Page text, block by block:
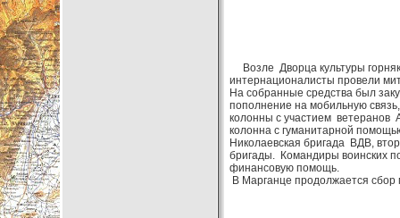
Возле Дворца культуры
интернационалисты провели
На собранные средства был
пополнение на мобильную
колонны с участием ветеранов
колонна с гуманитарной
Николаевская бригада ВДВ,
бригады. Командиры воинских
финансовую помощь.
В Марганце продолжается